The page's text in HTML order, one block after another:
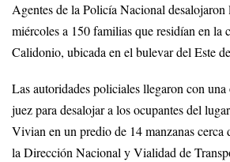
Agentes de la Policía Nacional desalojaron
miércoles a 150 familias que residían en la
Calidonio, ubicada en el bulevar del Este
Las autoridades policiales llegaron con
juez para desalojar a los ocupantes del
Vivian en un predio de 14 manzanas cerca
la Dirección Nacional y Vialidad de